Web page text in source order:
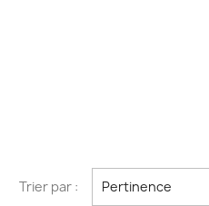
Trier par : Pertinence